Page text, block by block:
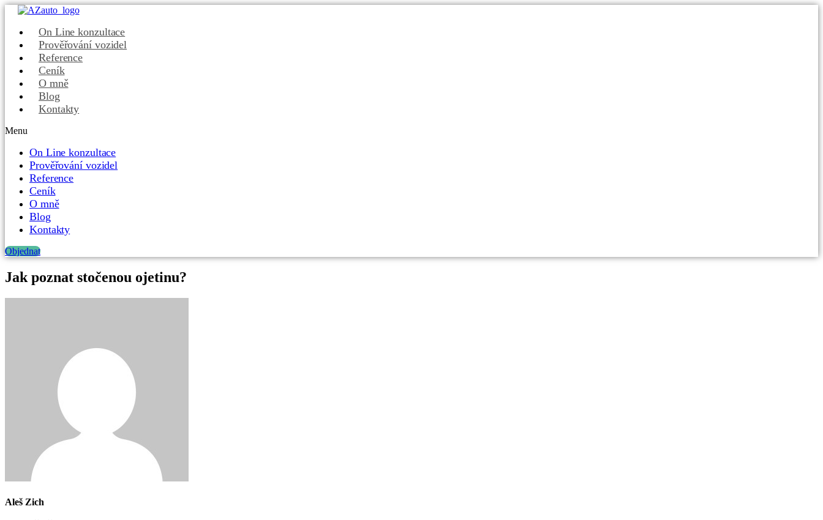
On Line konzultace
Prověřování vozidel
Reference
Ceník
O mně
Blog
Kontakty
Menu
On Line konzultace
Prověřování vozidel
Reference
Ceník
O mně
Blog
Kontakty
Objednat
Jak poznat stočenou ojetinu?
Aleš Zich